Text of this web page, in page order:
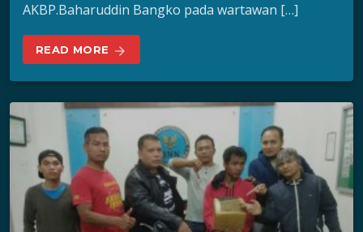
AKBP.Baharuddin Bangko pada wartawan […]
READ MORE arrow_forward